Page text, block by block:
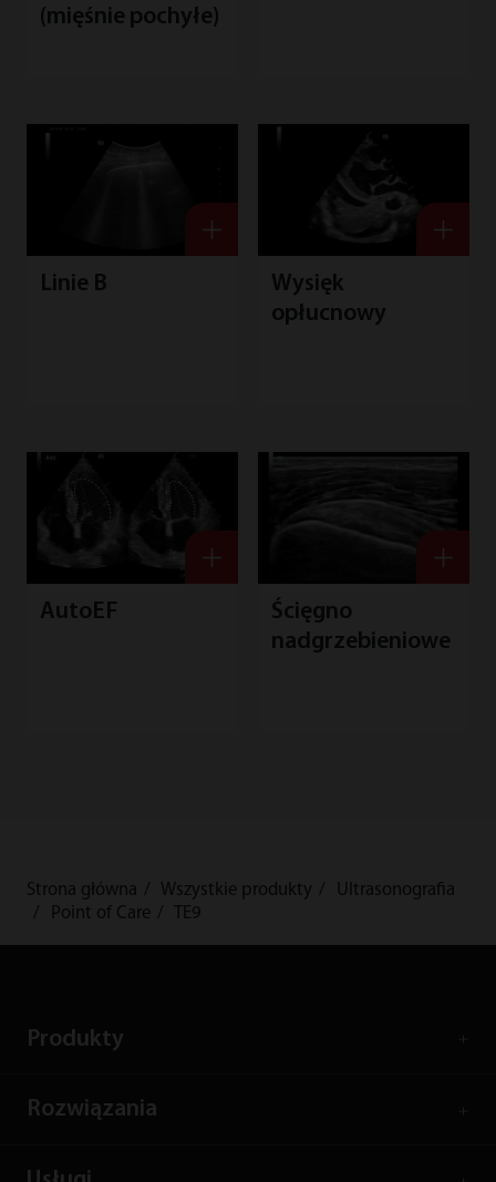
(mięśnie pochyłe)
Linie B
Wysięk
opłucnowy
AutoEF
Ścięgno
nadgrzebieniowe
Strona główna Wszystkie produkty
Ultrasonografia
Point of Care
TE9
Produkty
Rozwiązania